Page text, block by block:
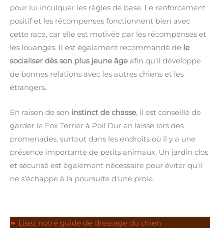
pour lui inculquer les règles de base. Le renforcement
positif et les récompenses fonctionnent bien avec
cette race, car elle est motivée par les récompenses et
les louanges. Il est également recommandé de le
socialiser dès son plus jeune âge afin qu’il développe
de bonnes relations avec les autres chiens et les
étrangers.
En raison de son instinct de chasse, il est conseillé de
garder le Fox Terrier à Poil Dur en laisse lors des
promenades, surtout dans les endroits où il y a une
présence importante de petits animaux. Un jardin clos
et sécurisé est également nécessaire pour éviter qu’il
ne s’échappe à la poursuite d’une proie.
⏩ Lisez notre guide de dressage du chien